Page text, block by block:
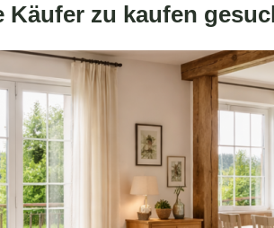
Käufer zu kaufen